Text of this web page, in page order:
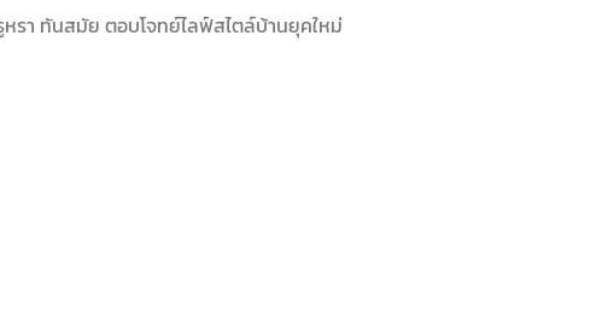
รา ทันสมัย ตอบโจทย์ไลฟ์สไตล์บ้านยุคใหม่